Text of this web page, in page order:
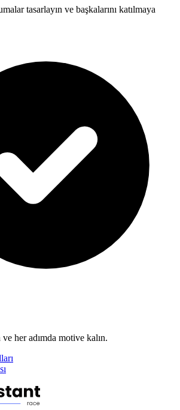
tasarlayın ve başkalarını katılmaya
her adımda motive kalın.